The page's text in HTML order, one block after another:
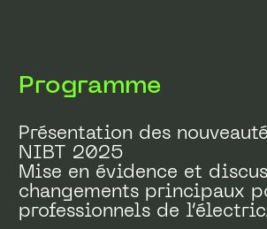
Programme
Présentation des
NIBT 2025
Mise en évidence et
changements principaux
professionnels de